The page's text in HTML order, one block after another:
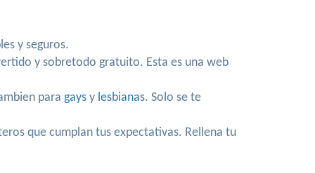
y seguros.
y sobretodo gratuito. Esta es una web
para gays y lesbianas. Solo se te
que cumplan tus expectativas. Rellena tu